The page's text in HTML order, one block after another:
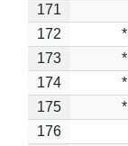
171
172
*
173
*
174
*
175
*
176